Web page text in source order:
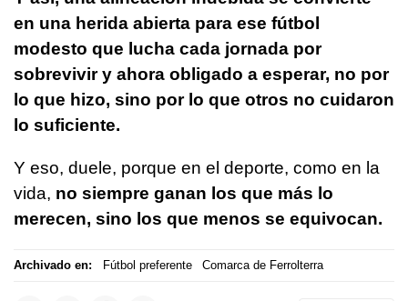
en una herida abierta para ese fútbol
modesto que lucha cada jornada por
sobrevivir y ahora obligado a esperar, no por
lo que hizo, sino por lo que otros no cuidaron
lo suficiente.
Y eso, duele, porque en el deporte, como en la
vida, no siempre ganan los que más lo
merecen, sino los que menos se equivocan.
Archivado en: Fútbol preferente Comarca de Ferrolterra